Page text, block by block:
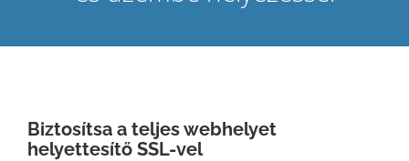
Biztosítsa a teljes webhelyet
helyettesítő SSL-vel